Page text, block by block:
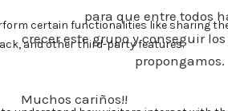
para que entre todos
crecer este grupo y conseguir
propongamos.
Muchos cariños!!